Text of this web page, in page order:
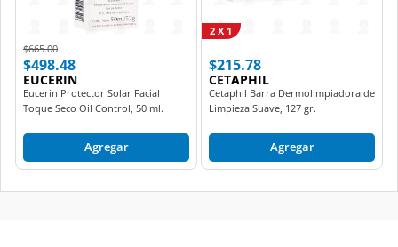
Price reduced from
$665.00to
$498.48
EUCERIN
Eucerin Protector Solar Facial
Toque Seco Oil Control, 50 ml.
Agregar
$215.78
CETAPHIL
Cetaphil Barra Dermolimpiadora de
Limpieza Suave, 127 gr.
2 X 1
Agregar